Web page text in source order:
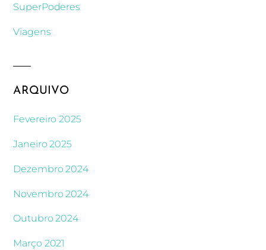
SuperPoderes
Viagens
ARQUIVO
Fevereiro 2025
Janeiro 2025
Dezembro 2024
Novembro 2024
Outubro 2024
Março 2021